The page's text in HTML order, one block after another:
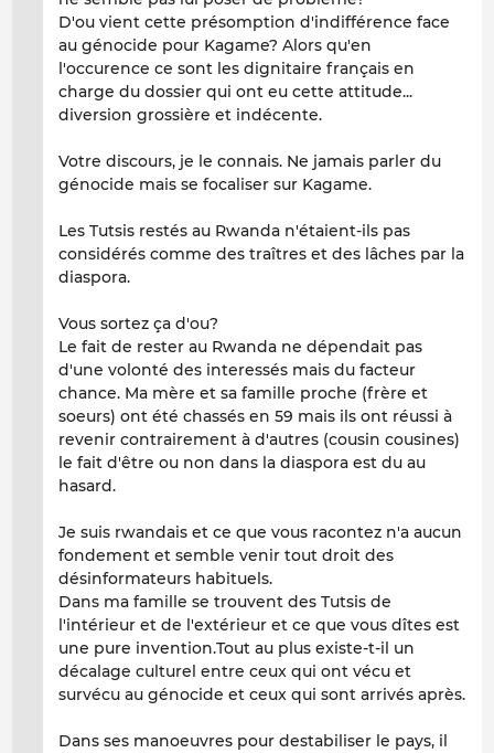
D'ou vient cette présomption d'indifférence face
au génocide pour Kagame? Alors qu'en
l'occurence ce sont les dignitaire français en
charge du dossier qui ont eu cette attitude...
diversion grossière et indécente.
Votre discours, je le connais. Ne jamais parler du
génocide mais se focaliser sur Kagame.
Les Tutsis restés au Rwanda n'étaient-ils pas
considérés comme des traîtres et des lâches par la
diaspora.
Vous sortez ça d'ou?
Le fait de rester au Rwanda ne dépendait pas
d'une volonté des interessés mais du facteur
chance. Ma mère et sa famille proche (frère et
soeurs) ont été chassés en 59 mais ils ont réussi à
revenir contrairement à d'autres (cousin cousines)
le fait d'être ou non dans la diaspora est du au
hasard.
Je suis rwandais et ce que vous racontez n'a aucun
fondement et semble venir tout droit des
désinformateurs habituels.
Dans ma famille se trouvent des Tutsis de
l'intérieur et de l'extérieur et ce que vous dîtes est
une pure invention.Tout au plus existe-t-il un
décalage culturel entre ceux qui ont vécu et
survécu au génocide et ceux qui sont arrivés après.
Dans ses manoeuvres pour destabiliser le pays, il